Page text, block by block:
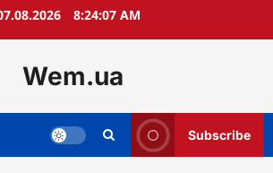
8:24:08 AM
Wem.ua
Subscribe